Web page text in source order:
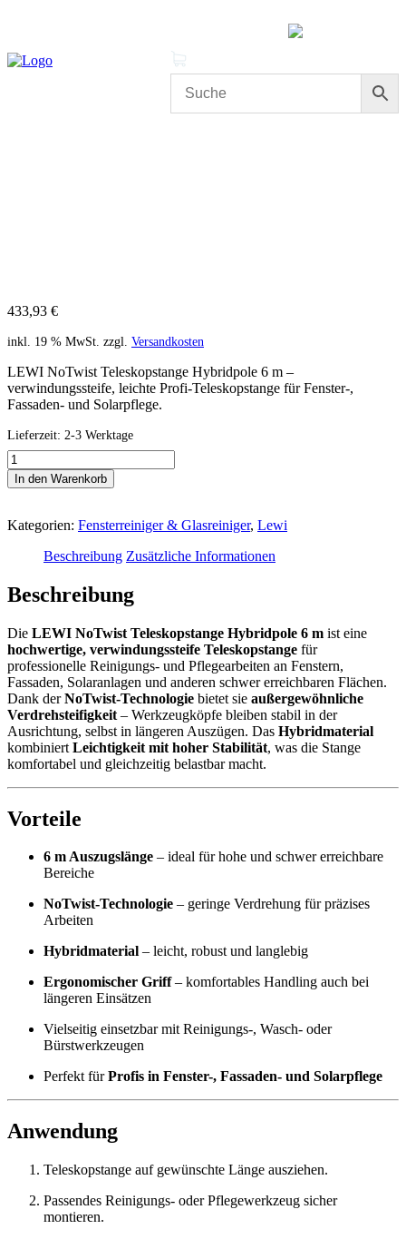
433,93 €
inkl. 19 % MwSt. zzgl. Versandkosten
LEWI NoTwist Teleskopstange Hybridpole 6 m –
verwindungssteife, leichte Profi-Teleskopstange für Fenster-,
Fassaden- und Solarpflege.
Lieferzeit: 2-3 Werktage
LEWI
NoTwist
Teleskopstange
6
Profi-
Stange
In den Warenkorb
Kategorien: Fensterreiniger & Glasreiniger, Lewi
Beschreibung Zusätzliche Informationen
Beschreibung
Die LEWI NoTwist Teleskopstange Hybridpole 6 m ist eine
hochwertige, verwindungssteife Teleskopstange für
professionelle Reinigungs- und Pflegearbeiten an Fenstern,
Fassaden, Solaranlagen und anderen schwer erreichbaren Flächen.
Dank derNoTwist-Technologie bietet sie außergewöhnliche
Verdrehsteifigkeit – Werkzeugköpfe bleiben stabil in der
Ausrichtung, selbst in längeren Auszügen. Das Hybridmaterial
kombiniert Leichtigkeit mit hoher Stabilität, was die Stange
komfortabel und gleichzeitig belastbar macht.
Vorteile
6 m Auszugslänge – ideal für hohe und schwer erreichbare
Bereiche
NoTwist-Technologie – geringe Verdrehung für präzises
Arbeiten
Hybridmaterial – leicht, robust und langlebig
Ergonomischer Griff– komfortables Handling auch bei
längeren Einsätzen
Vielseitig einsetzbar mit Reinigungs-, Wasch- oder
Bürstwerkzeugen
Perfekt fürProfis in Fenster-, Fassaden- und Solarpflege
Anwendung
Teleskopstange auf gewünschte Länge ausziehen.
Passendes Reinigungs- oder Pflegewerkzeug sicher
montieren.